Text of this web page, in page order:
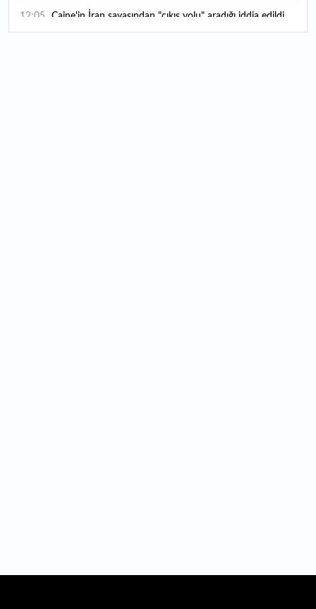
12:05 Caine'in İran savaşından "çıkış yolu" aradığı iddia edildi